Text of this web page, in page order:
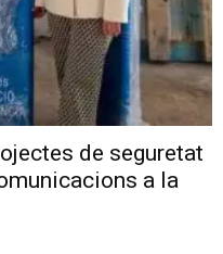
de seguretat
a la